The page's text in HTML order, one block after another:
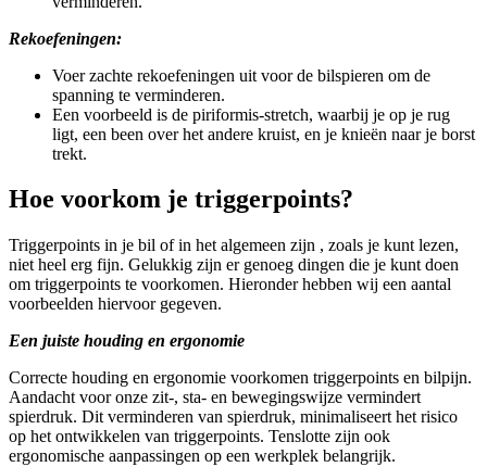
Rekoefeningen:
Voer zachte rekoefeningen uit voor de bilspieren om de
spanning te verminderen.
Een voorbeeld is de piriformis-stretch, waarbij je op je rug
ligt, een been over het andere kruist, en je knieën naar je borst
trekt.
Hoe voorkom je triggerpoints?
Triggerpoints in je bil of in het algemeen zijn , zoals je kunt lezen,
niet heel erg fijn. Gelukkig zijn er genoeg dingen die je kunt doen
om triggerpoints te voorkomen. Hieronder hebben wij een aantal
voorbeelden hiervoor gegeven.
Een juiste houding en ergonomie
Correcte houding en ergonomie voorkomen triggerpoints en bilpijn.
Aandacht voor onze zit-, sta- en bewegingswijze vermindert
spierdruk. Dit verminderen van spierdruk, minimaliseert het risico
op het ontwikkelen van triggerpoints. Tenslotte zijn ook
ergonomische aanpassingen op een werkplek belangrijk.